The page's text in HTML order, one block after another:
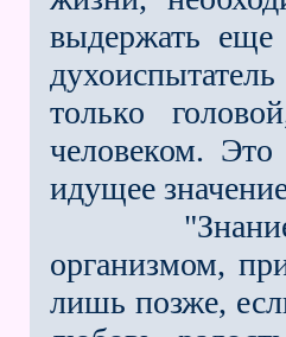
выдержать
только
человеком.
идущее
"Знание,
организмом,
лишь позже,